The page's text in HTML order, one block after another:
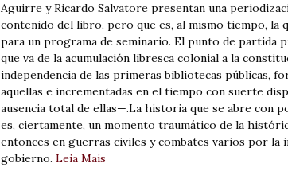
Aguirre y Ricardo Salvatore presentan una
contenido del libro, pero que es, al mismo tiempo, la
para un programa de seminario. El punto de partida
que va de la acumulación libresca colonial a la
independencia de las primeras bibliotecas públicas,
aquellas e incrementadas en el tiempo con suerte
ausencia total de ellas—.La historia que se abre con
es, ciertamente, un momento traumático de la
entonces en guerras civiles y combates varios por
gobierno. Leia Mais